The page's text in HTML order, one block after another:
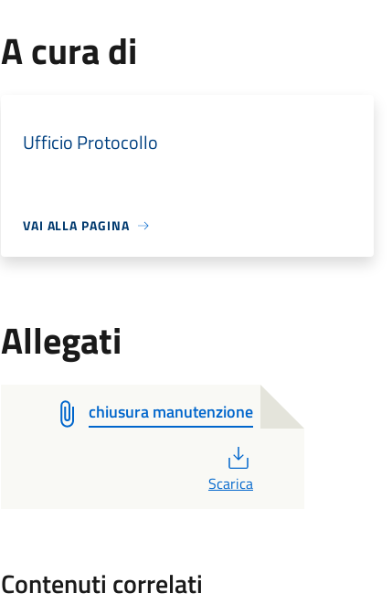
A cura di
Ufficio Protocollo
VAI ALLA PAGINA
Allegati
chiusura manutenzione
Scarica
Contenuti correlati